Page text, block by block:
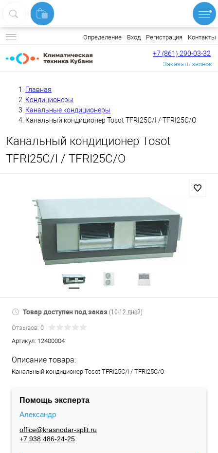
Определение Вход Регистрация Контакты
+7 (861) 290-03-32
Заказать звонок
Главная
Кондиционеры
Канальные кондиционеры
Канальный кондиционер Tosot TFRI25C/I / TFRI25C/O
Канальный кондиционер Tosot
TFRI25C/I / TFRI25C/O
Товар доступен под заказ (10-12 дней)
Отзывов: 0
Артикул: 12400004
Описание товара:
Канальный кондиционер Tosot TFRI25C/I / TFRI25C/O
Помощь эксперта
Александр
office@krasnodar-split.ru
+7 938 486-24-25